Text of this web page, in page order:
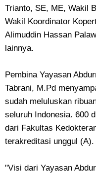
Trianto, SE, ME, Wakil
Wakil Koordinator
Alimuddin Hassan
lainnya.
Pembina Yayasan
Tabrani, M.Pd
sudah meluluskan
seluruh Indonesia. 600
dari Fakultas
terakreditasi unggul (A).
"Visi dari Yayasan